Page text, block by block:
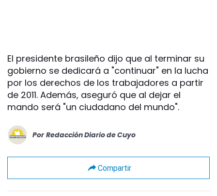
El presidente brasileño dijo que al terminar su
gobierno se dedicará a "continuar" en la lucha
por los derechos de los trabajadores a partir
de 2011. Además, aseguró que al dejar el
mando será "un ciudadano del mundo".
Por Redacción Diario de Cuyo
Compartir